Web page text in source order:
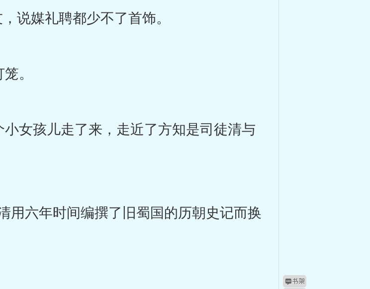
说媒礼聘都少不了首饰。
。
女孩儿走了来，走近了方知是司徒清与
用六年时间编撰了旧蜀国的历朝史记而换